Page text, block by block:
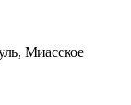
Миасское